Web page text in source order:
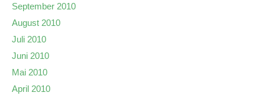
September 2010
August 2010
Juli 2010
Juni 2010
Mai 2010
April 2010